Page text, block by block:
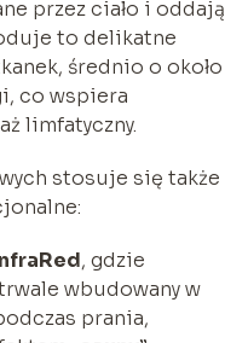
przez ciało i oddają
to delikatne
średnio o około
co wspiera
limfatyczny.
stosuje się także
, gdzie
wbudowany w
prania,